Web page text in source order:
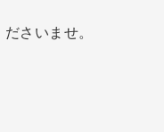
さいませ。